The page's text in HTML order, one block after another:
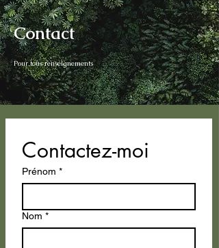
Contact
Pour tous renseignements
Contactez-moi
Prénom *
Nom *